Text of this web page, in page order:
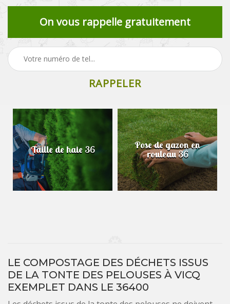
On vous rappelle gratuitement
Taille de haie 36 Pose de gazon en
rouleau 36
LE COMPOSTAGE DES DÉCHETS ISSUS
DE LA TONTE DES PELOUSES À VICQ
EXEMPLET DANS LE 36400